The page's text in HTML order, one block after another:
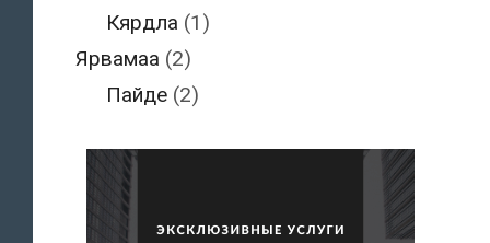
Кярдла (1)
Ярвамаа (2)
Пайде (2)